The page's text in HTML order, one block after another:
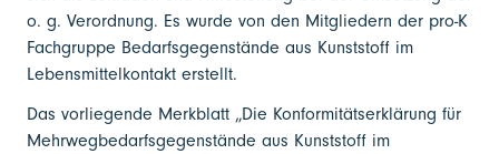
o. g. Verordnung. Es wurde von den Mitgliedern der pro-K
Fachgruppe Bedarfsgegenstände aus Kunststoff im
Lebensmittelkontakt erstellt.
Das vorliegende Merkblatt „Die Konformitätserklärung für
Mehrwegbedarfsgegenstände aus Kunststoff im